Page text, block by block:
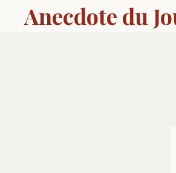
Anecdote du